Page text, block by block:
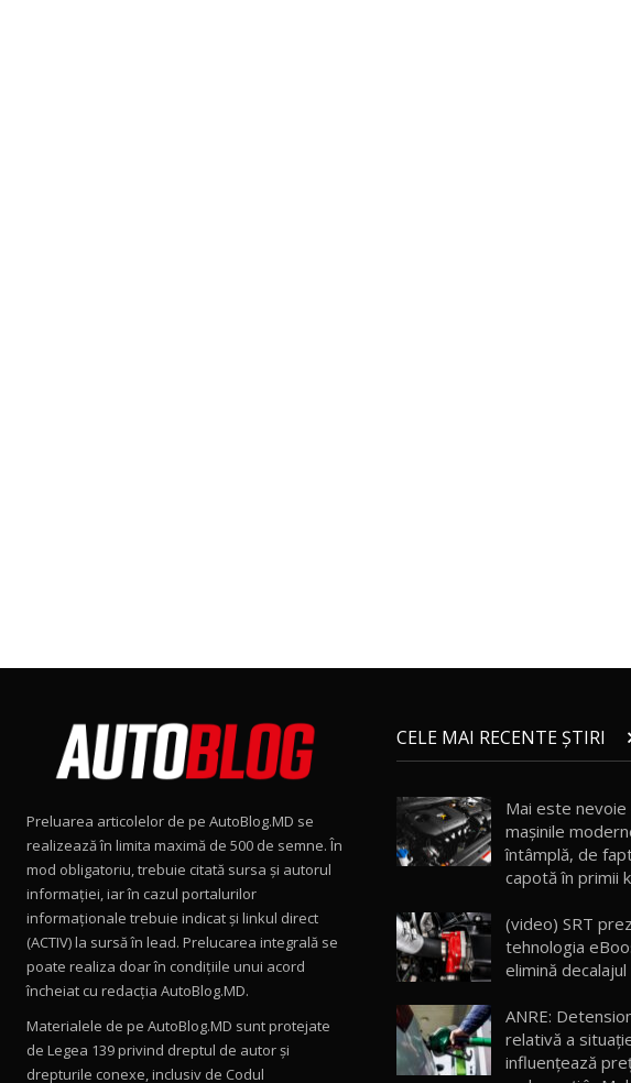
Preluarea articolelor de pe AutoBlog.MD se
realizează în limita maximă de 500 de semne. În
mod obligatoriu, trebuie citată sursa și autorul
informației, iar în cazul portalurilor
informaționale trebuie indicat și linkul direct
(ACTIV) la sursă în lead. Prelucarea integrală se
poate realiza doar în condițiile unui acord
încheiat cu redacţia AutoBlog.MD.
Materialele de pe AutoBlog.MD sunt protejate
de Legea 139 privind dreptul de autor și
drepturile conexe, inclusiv de Codul
CELE MAI RECENTE ȘTIRI
Mai este
mașinile
întâmplă, de
capotă în primii
(video) SRT
tehnologia
elimină
ANRE:
relativă a
influențează